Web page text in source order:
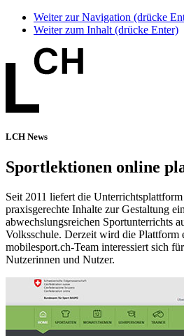
Weiter zur Navigation (drücke
Weiter zum Inhalt (drücke Enter)
LCH News
Sportlektionen online
Seit 2011 liefert die
praxisgerechte Inhalte zur Gestaltung
abwechslungsreichen Sportunterrichts
Volksschule. Derzeit wird die Plattform
mobilesport.ch-Team interessiert sich
Nutzerinnen und Nutzer.